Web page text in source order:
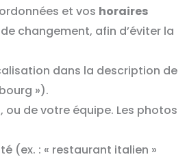
et vos horaires
changement, afin d’éviter la
dans la description de
»).
de votre équipe. Les photos
(ex. : « restaurant italien »